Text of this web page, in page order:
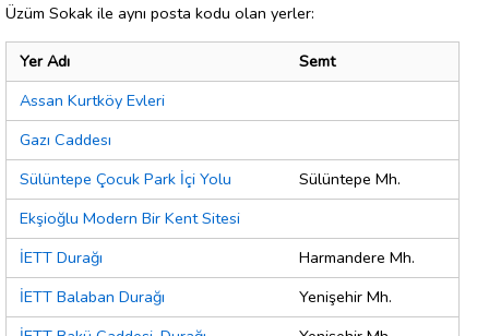
Üzüm Sokak ile aynı posta kodu olan yerler:
Yer Adı
Semt
Assan Kurtköy Evleri
Gazı Caddesı
Sülüntepe Çocuk Park İçi Yolu
Sülüntepe Mh.
Ekşioğlu Modern Bir Kent Sitesi
İETT Durağı
Harmandere Mh.
İETT Balaban Durağı
Yenişehir Mh.